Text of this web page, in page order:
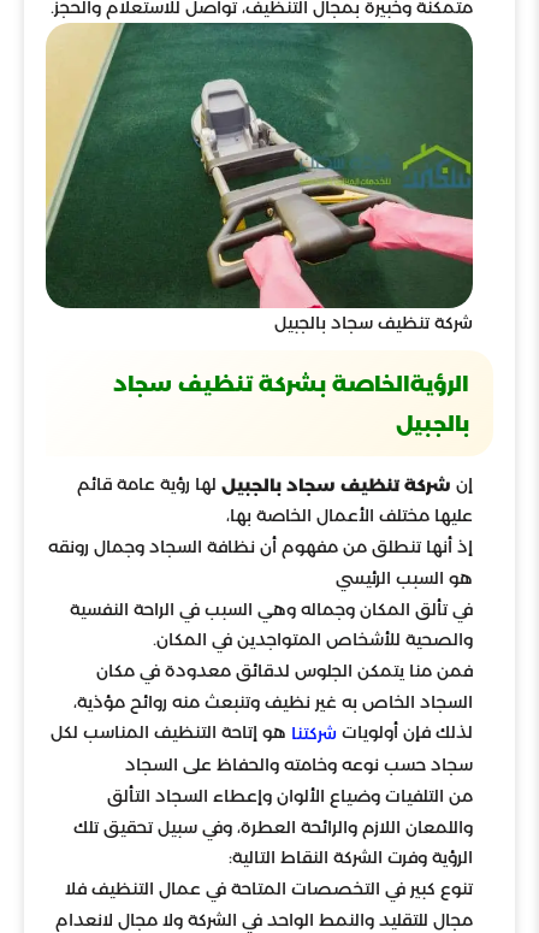
متمكنة وخبيرة بمجال التنظيف، تواصل للاستعلام والحجز.
شركة تنظيف سجاد بالجبيل
الرؤيةالخاصة بشركة تنظيف سجاد
بالجبيل
إن شركة تنظيف سجاد بالجبيل لها رؤية عامة قائم
عليها مختلف الأعمال الخاصة بها،
إذ أنها تنطلق من مفهوم أن نظافة السجاد وجمال رونقه
هو السبب الرئيسي
في تألق المكان وجماله وهي السبب في الراحة النفسية
والصحية للأشخاص المتواجدين في المكان.
فمن منا يتمكن الجلوس لدقائق معدودة في مكان
السجاد الخاص به غير نظيف وتنبعث منه روائح مؤذية،
لذلك فإن أولويات شركتنا هو إتاحة التنظيف المناسب لكل
سجاد حسب نوعه وخامته والحفاظ على السجاد
من التلفيات وضياع الألوان وإعطاء السجاد التألق
واللمعان اللازم والرائحة العطرة، وفي سبيل تحقيق تلك
الرؤية وفرت الشركة النقاط التالية:
تنوع كبير في التخصصات المتاحة في عمال التنظيف فلا
مجال للتقليد والنمط الواحد في الشركة ولا مجال لانعدام